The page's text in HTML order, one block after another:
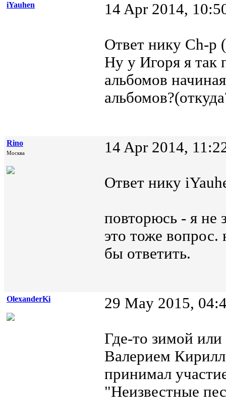
iYauhen 14 Apr 2014,
Ответ нику Ch-p
Ну у Игоря я
альбомов
Rino
Москва 14 Apr 2014,
Ответ нику
повторюсь - я не
это тоже
бы ответить.
OlexanderKi 29 May 2015,
Где-то зимой
Валерием
принимал
"Неизвестные